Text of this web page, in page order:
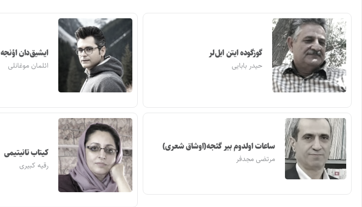
گوزگوده ایتن ایل‌لر
حیدر بابایی
ایشیق‌دان اؤنجه
ائلمان موغانلی
ساعات اولدوم بیر گئجه(اوشاق شعری)
مرتضی مجدفر
کیتاب تانیتیمی
رقیه کبیری